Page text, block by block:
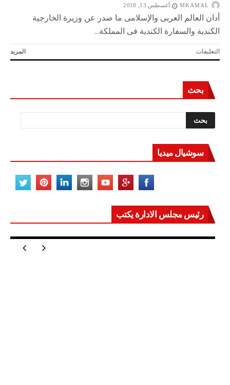
MKAMAL أغسطس 13, 2018
أدان العالم العربى والإسلامى ما صدر عن وزيرة الخارجية
الكندية والسفارة الكندية فى المملكة...
المزيد التعليقاتعلى
إدانة
للتدخل
الكندى
فى
السعودية
مغلقة
بحث
سوشيال ميديا
رئيس مجلس الادارة يكتب
مصر تعيد للعالم اتزانه